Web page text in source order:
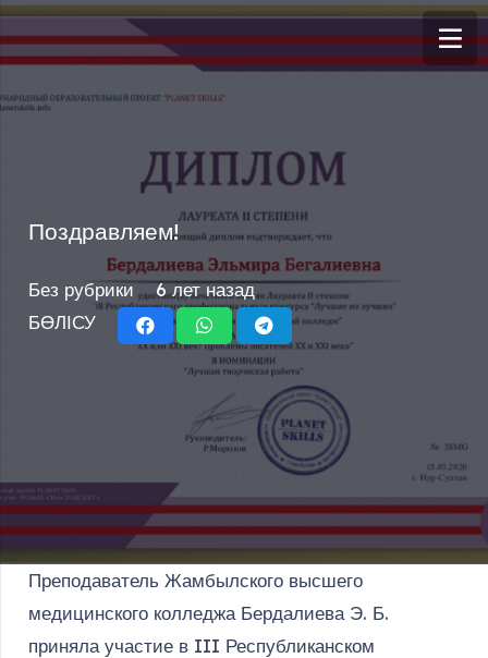
Поздравляем!
Без рубрики
6 лет назад
БӨЛІСУ
Преподаватель Жамбылского высшего
медицинского колледжа Бердалиева Э. Б.
приняла участие в III Республиканском